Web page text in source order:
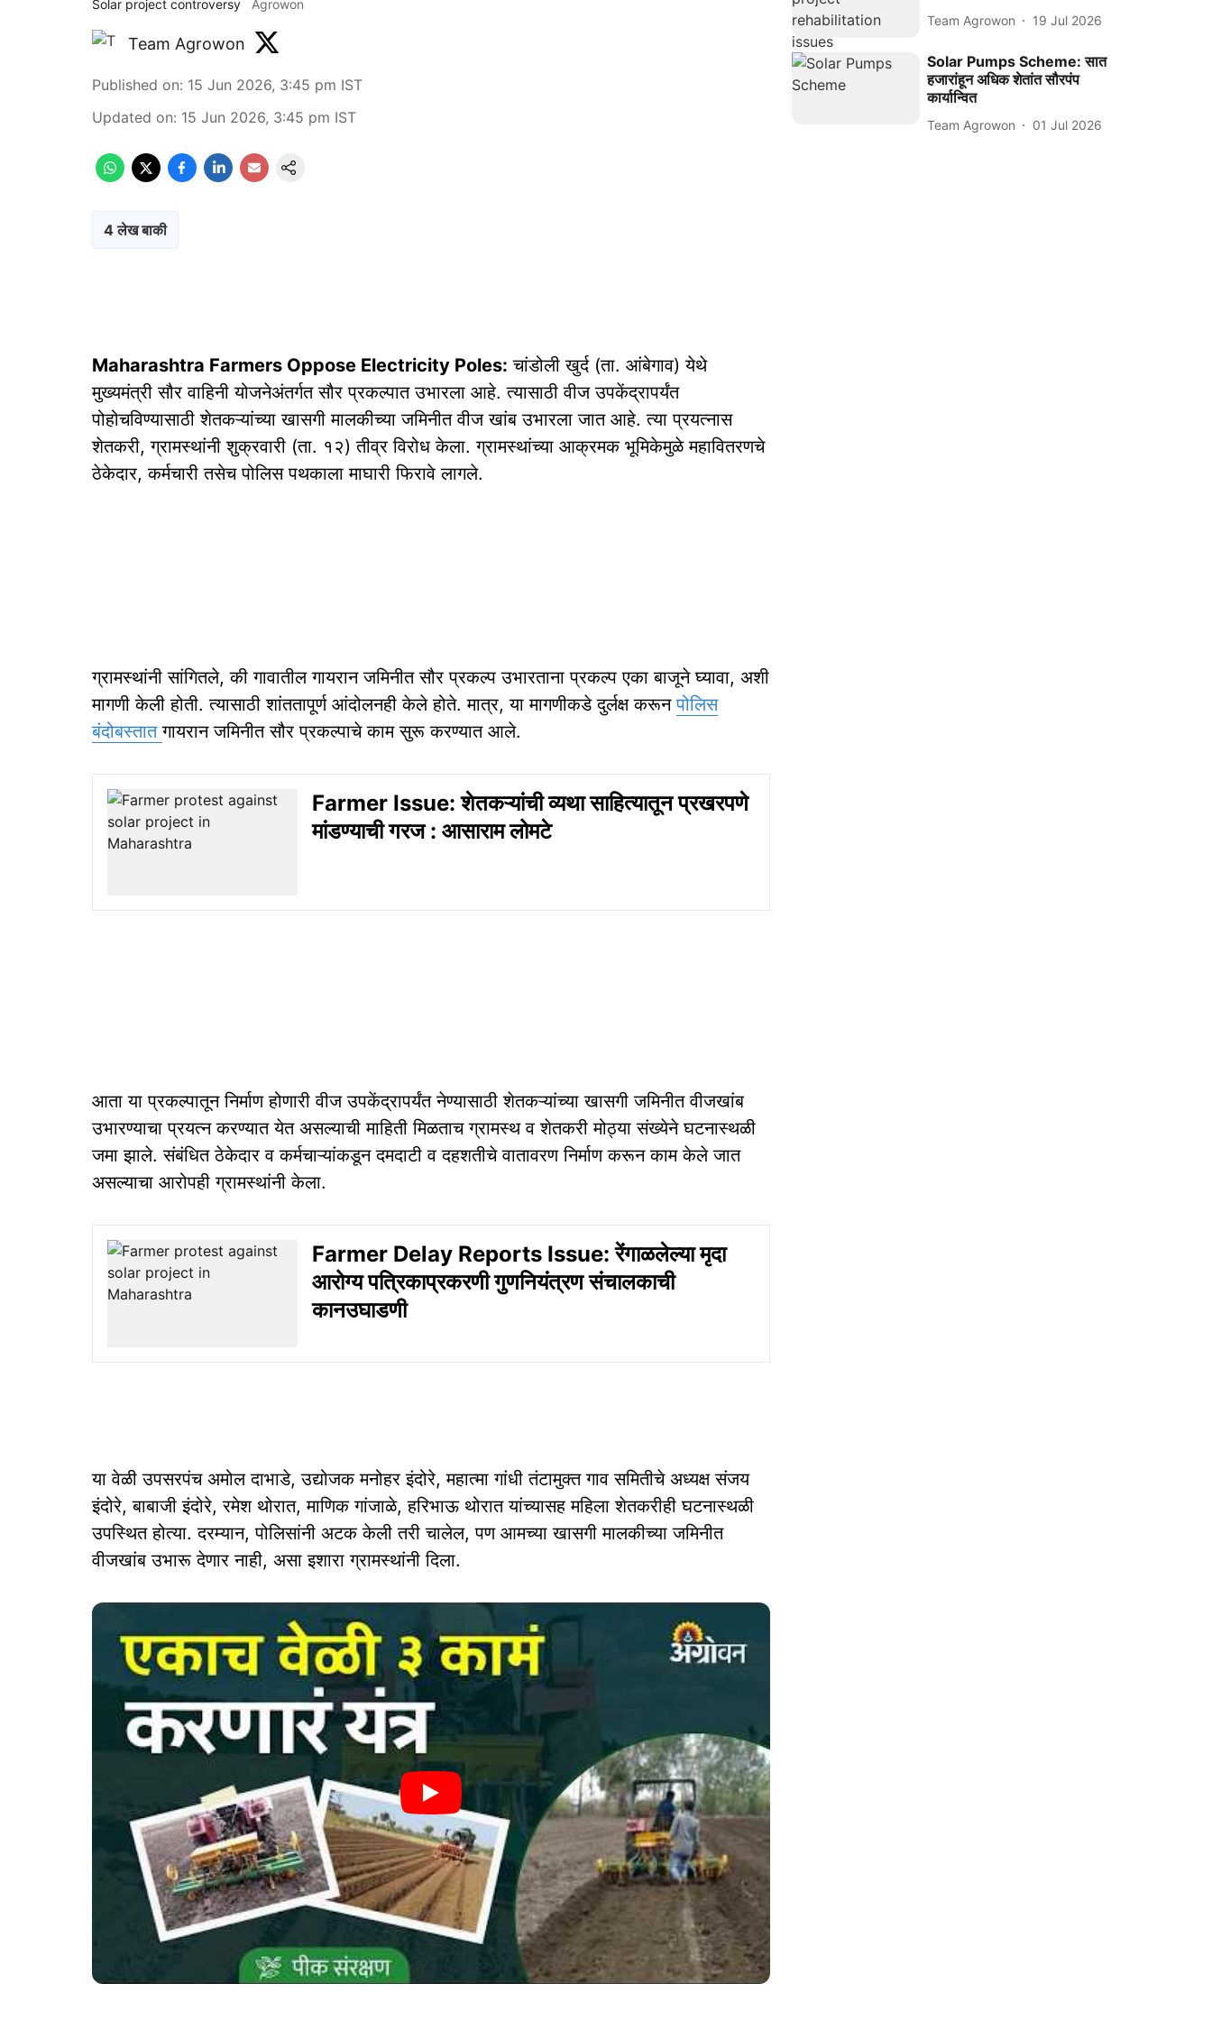
Solar project controversy Agrowon
Team Agrowon
Published on: 15 Jun 2026, 3:45 pm IST
Updated on: 15 Jun 2026, 3:45 pm IST
4 लेख बाकी
Maharashtra Farmers Oppose Electricity Poles: चांडोली खुर्द (ता. आंबेगाव) येथे
मुख्यमंत्री सौर वाहिनी योजनेअंतर्गत सौर प्रकल्पात उभारला आहे. त्यासाठी वीज उपकेंद्रापर्यंत
पोहोचविण्यासाठी शेतकऱ्यांच्या खासगी मालकीच्या जमिनीत वीज खांब उभारला जात आहे. त्या प्रयत्नास
शेतकरी, ग्रामस्थांनी शुक्रवारी (ता. १२) तीव्र विरोध केला. ग्रामस्थांच्या आक्रमक भूमिकेमुळे महावितरणचे
ठेकेदार, कर्मचारी तसेच पोलिस पथकाला माघारी फिरावे लागले.
ग्रामस्थांनी सांगितले, की गावातील गायरान जमिनीत सौर प्रकल्प उभारताना प्रकल्प एका बाजूने घ्यावा, अशी
मागणी केली होती. त्यासाठी शांततापूर्ण आंदोलनही केले होते. मात्र, या मागणीकडे दुर्लक्ष करूनपोलिस
बंदोबस्तातगायरान जमिनीत सौर प्रकल्पाचे काम सुरू करण्यात आले.
Farmer Issue: शेतकऱ्यांची व्यथा साहित्यातून प्रखरपणे
मांडण्याची गरज : आसाराम लोमटे
आता या प्रकल्पातून निर्माण होणारी वीज उपकेंद्रापर्यंत नेण्यासाठी शेतकऱ्यांच्या खासगी जमिनीत वीजखांब
उभारण्याचा प्रयत्न करण्यात येत असल्याची माहिती मिळताच ग्रामस्थ व शेतकरी मोठ्या संख्येने घटनास्थळी
जमा झाले. संबंधित ठेकेदार व कर्मचाऱ्यांकडून दमदाटी व दहशतीचे वातावरण निर्माण करून काम केले जात
असल्याचा आरोपही ग्रामस्थांनी केला.
Farmer Delay Reports Issue: रेंगाळलेल्या मृदा
आरोग्य पत्रिकाप्रकरणी गुणनियंत्रण संचालकाची
कानउघाडणी
या वेळी उपसरपंच अमोल दाभाडे, उद्योजक मनोहर इंदोरे, महात्मा गांधी तंटामुक्त गाव समितीचे अध्यक्ष संजय
इंदोरे, बाबाजी इंदोरे, रमेश थोरात, माणिक गांजाळे, हरिभाऊ थोरात यांच्यासह महिला शेतकरीही घटनास्थळी
उपस्थित होत्या. दरम्यान, पोलिसांनी अटक केली तरी चालेल, पण आमच्या खासगी मालकीच्या जमिनीत
वीजखांब उभारू देणार नाही, असा इशारा ग्रामस्थांनी दिला.
Team Agrowon 19 Jul 2026
Solar Pumps Scheme: सात
हजारांहून अधिक शेतांत सौरपंप
कार्यान्वित
Team Agrowon 01 Jul 2026